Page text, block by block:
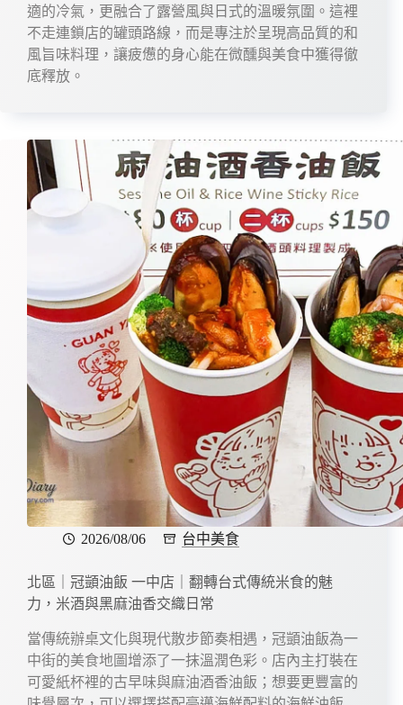
適的冷氣，更融合了露營風與日式的溫暖氛圍。這裡
不走連鎖店的罐頭路線，而是專注於呈現高品質的和
風旨味料理，讓疲憊的身心能在微醺與美食中獲得徹
底釋放。
2026/08/06 台中美食
北區｜冠顗油飯 一中店｜翻轉台式傳統米食的魅
力，米酒與黑麻油香交織日常
當傳統辦桌文化與現代散步節奏相遇，冠顗油飯為一
中街的美食地圖增添了一抹溫潤色彩。店內主打裝在
可愛紙杯裡的古早味與麻油酒香油飯；想要更豐富的